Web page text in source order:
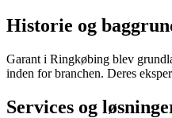
Historie og
Garant i Ringkøbing blev
inden for branchen. Deres
Services og